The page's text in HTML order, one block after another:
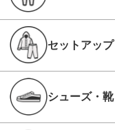
セットアップ
シューズ・靴